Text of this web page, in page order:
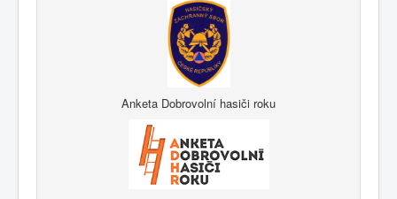
Anketa Dobrovolní hasiči roku